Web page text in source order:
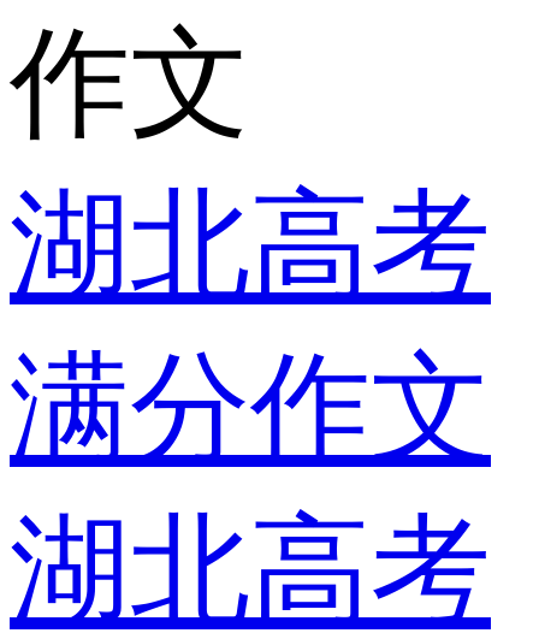
作文
湖北高考
满分作文
湖北高考